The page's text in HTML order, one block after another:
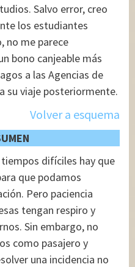
Salvo error, creo
los estudiantes
no me parece
bono canjeable más
a las Agencias de
su viaje posteriormente.
Volver a esquema
difíciles hay que
que podamos
Pero paciencia
tengan respiro y
Sin embargo, no
como pasajero y
una incidencia no